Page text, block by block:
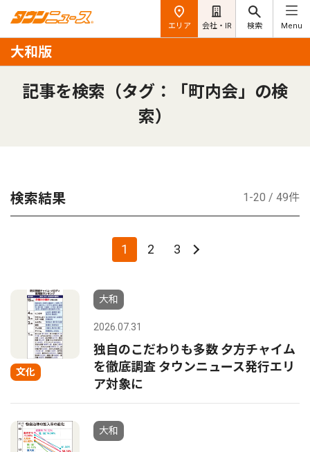
エリア 会社・IR 検索 Menu
大和版
記事を検索（タグ：「町内会」の検
索）
検索結果 1-20 / 49件
1 2 3
文化
大和
2026.07.31
独自のこだわりも多数 夕方チャイム
を徹底調査 タウンニュース発行エリ
ア対象に
大和